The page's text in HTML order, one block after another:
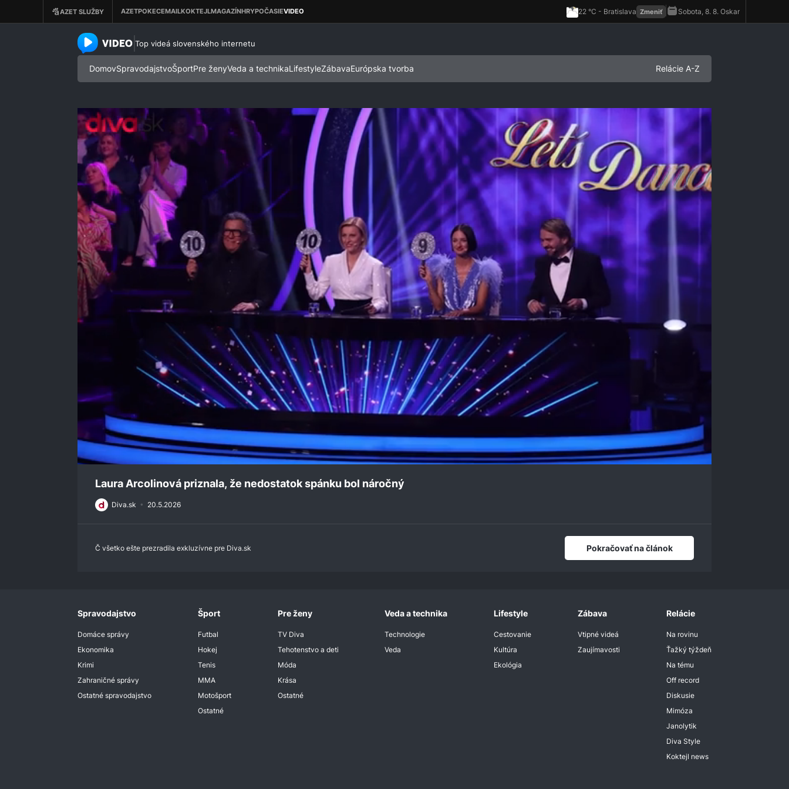
azet.video.sk
Top videá slovenského internetu
DomovSpravodajstvoŠportPre ženyVeda a technikaLifestyleZábavaEurópska tvorba Relácie A-Z
seconds
minutes,
Laura Arcolinová priznala, že nedostatok spánku bol náročný
Diva.sk • 20.5.2026
Č všetko ešte prezradila exkluzívne pre Diva.sk Pokračovať na článok
Spravodajstvo
Domáce správy
Ekonomika
Krimi
Zahraničné správy
Ostatné spravodajstvo
Šport
Futbal
Hokej
Tenis
MMA
Motošport
Ostatné
Pre ženy
TV Diva
Tehotenstvo a deti
Móda
Krása
Ostatné
Veda a technika
Technologie
Veda
Lifestyle
Cestovanie
Kultúra
Ekológia
Zábava
Vtipné videá
Zaujímavosti
Relácie
Na rovinu
Ťažký týždeň
Na tému
Off record
Diskusie
Mimóza
Janolytik
Diva Style
Koktejl news